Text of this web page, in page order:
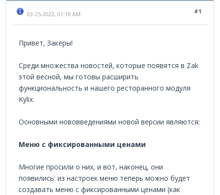
#1
03-25-2022, 01:19 AM
Привет, Закеры!
Среди множества новостей, которые появятся в Zak
этой весной, мы готовы расширить
функциональность и нашего ресторанного модуля
Kylix.
Основными нововведениями новой версии являются:
Меню с фиксированными ценами
Многие просили о них, и вот, наконец, они
появились: из настроек меню теперь можно будет
создавать меню с фиксированными ценами (как